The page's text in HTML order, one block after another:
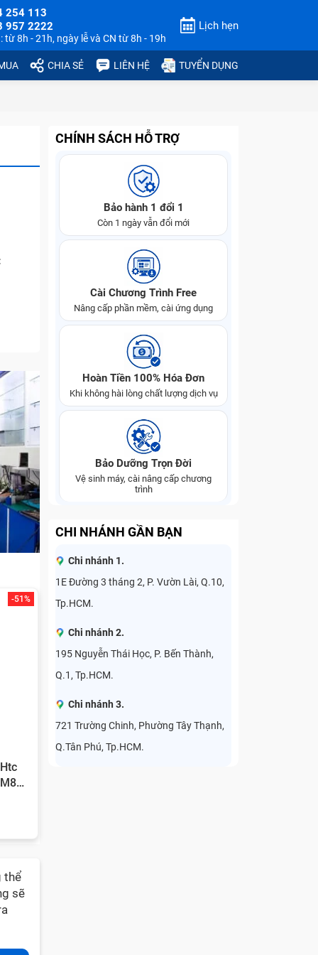
254 113
957 2222
từ 8h - 21h, ngày lễ và CN từ 8h - 19h
Lịch hẹn
CHIA SẺ LIÊN HỆ TUYỂN DỤNG
-51%
thể
sẽ
CHÍNH SÁCH HỖ TRỢ
Bảo hành 1 đổi 1
Còn 1 ngày vẫn đổi mới
Cài Chương Trình Free
Nâng cấp phần mềm, cài ứng dụng
Hoàn Tiền 100% Hóa Đơn
Khi không hài lòng chất lượng dịch vụ
Bảo Dưỡng Trọn Đời
Vệ sinh máy, cài nâng cấp chương
trình
CHI NHÁNH GẦN BẠN
Chi nhánh 1.
1E Đường 3 tháng 2, P. Vườn Lài, Q.10,
Tp.HCM.
Chi nhánh 2.
195 Nguyễn Thái Học, P. Bến Thành,
Q.1, Tp.HCM.
Chi nhánh 3.
721 Trường Chinh, Phường Tây Thạnh,
Q.Tân Phú, Tp.HCM.